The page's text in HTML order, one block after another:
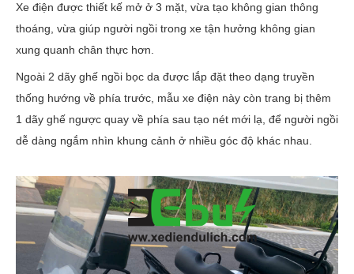
Xe điện được thiết kế mở ở 3 mặt, vừa tạo không gian thông
thoáng, vừa giúp người ngồi trong xe tận hưởng không gian
xung quanh chân thực hơn.
Ngoài 2 dãy ghế ngồi bọc da được lắp đặt theo dạng truyền
thống hướng về phía trước, mẫu xe điện này còn trang bị thêm
1 dãy ghế ngược quay về phía sau tạo nét mới lạ, để người ngồi
dễ dàng ngắm nhìn khung cảnh ở nhiều góc độ khác nhau.